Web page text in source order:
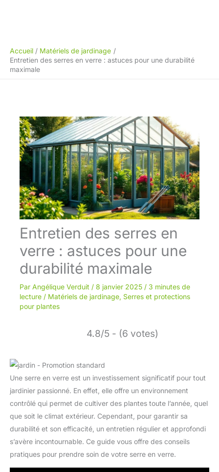
Accueil
Matériels de jardinage
Entretien des serres en verre : astuces pour une durabilité
maximale
Entretien des serres en
verre : astuces pour une
durabilité maximale
Par Angélique Verduit / 8 janvier 2025 / 3 minutes de
lecture / Matériels de jardinage, Serres et protections
pour plantes
4.8/5 - (6 votes)
Une serre en verre est un investissement significatif pour tout
jardinier passionné. En effet, elle offre un environnement
contrôlé qui permet de cultiver des plantes toute l’année, quel
que soit le climat extérieur. Cependant, pour garantir sa
durabilité et son efficacité, un entretien régulier et approfondi
s’avère incontournable. Ce guide vous offre des conseils
pratiques pour prendre soin de votre serre en verre.